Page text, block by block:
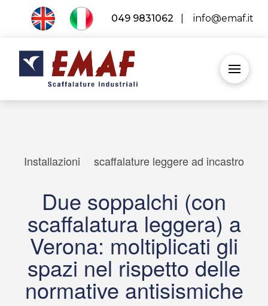
049 9831062 info@emaf.it
Installazioni scaffalature leggere ad incastro
Due soppalchi (con
scaffalatura leggera) a
Verona: moltiplicati gli
spazi nel rispetto delle
normative antisismiche